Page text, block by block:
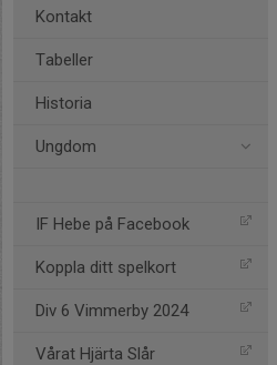
Kontakt
Tabeller
Historia
Ungdom
IF Hebe på Facebook
Koppla ditt spelkort
Div 6 Vimmerby 2024
Vårat Hjärta Slår